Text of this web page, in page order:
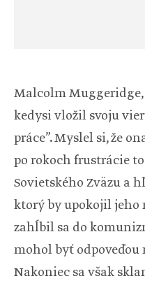
Malcolm
kedysi vložil svoju
práce”. Myslel si, že
po rokoch frustrácie
Sovietského Zväzu a
ktorý by upokojil jeho
zahĺbil sa do
mohol byť odpoveďou
Nakoniec sa však